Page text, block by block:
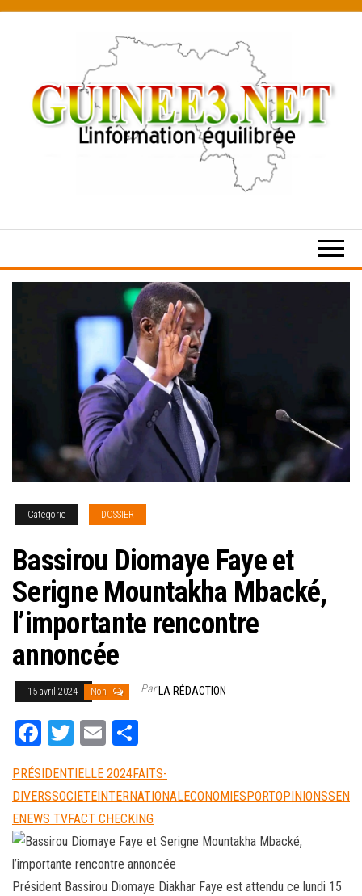
content
Catégorie DOSSIER
Bassirou Diomaye Faye et
Serigne Mountakha Mbacké,
l’importante rencontre
annoncée
15 avril 2024 Non ParLA RÉDACTION
Fa
bo
ok
T
tt
er
E
ail ag
er
PRÉSIDENTIELLE 2024FAITS-
DIVERSSOCIETE INTERNATIONALECONOMIESPORTOPINIONSSEN
ENEWS TVFACT CHECKING
Président Bassirou Diomaye Diakhar Faye est attendu ce lundi 15